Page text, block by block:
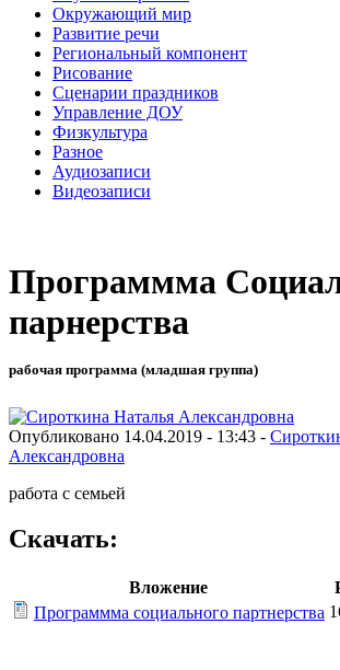
Окружающий мир
Развитие речи
Региональный компонент
Рисование
Сценарии праздников
Управление ДОУ
Физкультура
Разное
Аудиозаписи
Видеозаписи
Программма
парнерства
рабочая программа (младшая группа)
Опубликовано 14.04.2019 - 13:43 -
Александровна
работа с семьей
Скачать:
Вложение
Программма социального партнерства